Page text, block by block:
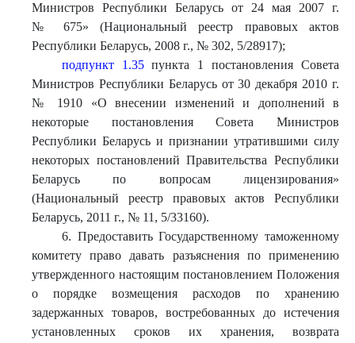
Министров Республики Беларусь от 24 мая 2007 г.
№ 675» (Национальный реестр правовых актов
Республики Беларусь, 2008 г., № 302, 5/28917);
подпункт 1.35пункта 1 постановления Совета
Министров Республики Беларусь от 30 декабря 2010 г.
№ 1910 «О внесении изменений и дополнений в
некоторые постановления Совета Министров
Республики Беларусь и признании утратившими силу
некоторых постановлений Правительства Республики
Беларусь по вопросам лицензирования»
(Национальный реестр правовых актов Республики
Беларусь, 2011 г., № 11, 5/33160).
6. Предоставить Государственному таможенному
комитету право давать разъяснения по применению
утвержденного настоящим постановлением Положения
о порядке возмещения расходов по хранению
задержанных товаров, востребованных до истечения
установленных сроков их хранения, возврата